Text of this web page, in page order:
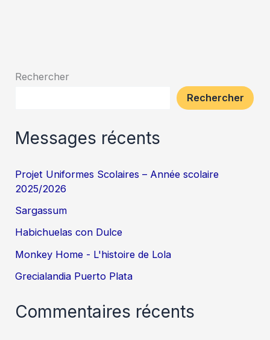
Rechercher
Rechercher
Messages récents
Projet Uniformes Scolaires – Année scolaire
2025/2026
Sargassum
Habichuelas con Dulce
Monkey Home - L'histoire de Lola
Grecialandia Puerto Plata
Commentaires récents